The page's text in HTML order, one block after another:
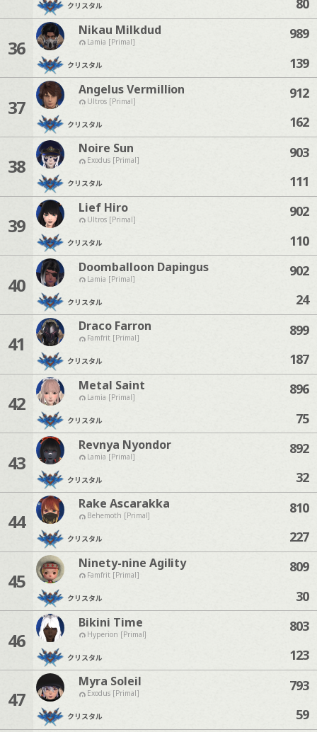
クリスタル 80
36
Nikau Milkdud
Lamia [Primal]
クリスタル
989
139
37
Angelus Vermillion
Ultros [Primal]
クリスタル
912
162
38
Noire Sun
Exodus [Primal]
クリスタル
903
111
39
Lief Hiro
Ultros [Primal]
クリスタル
902
110
40
Doomballoon Dapingus
Lamia [Primal]
クリスタル
902
24
41
Draco Farron
Famfrit [Primal]
クリスタル
899
187
42
Metal Saint
Lamia [Primal]
クリスタル
896
75
43
Revnya Nyondor
Lamia [Primal]
クリスタル
892
32
44
Rake Ascarakka
Behemoth [Primal]
クリスタル
810
227
45
Ninety-nine Agility
Famfrit [Primal]
クリスタル
809
30
46
Bikini Time
Hyperion [Primal]
クリスタル
803
123
47
Myra Soleil
Exodus [Primal]
クリスタル
793
59